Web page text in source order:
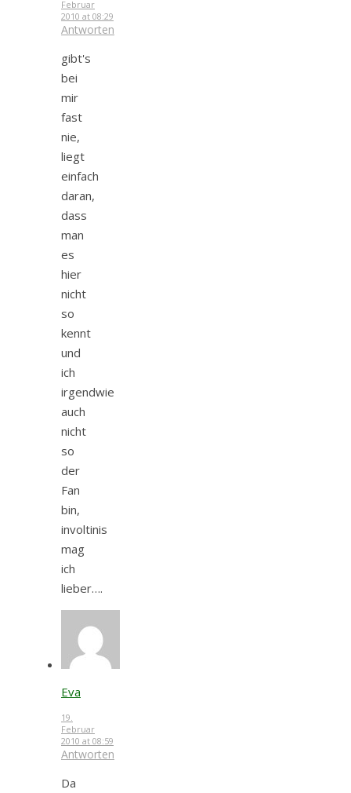
Februar
2010 at 08:29
Antworten
gibt's
bei
mir
fast
nie,
liegt
einfach
daran,
dass
man
es
hier
nicht
so
kennt
und
ich
irgendwie
auch
nicht
so
der
Fan
bin,
involtinis
mag
ich
lieber….
Eva
19.
Februar
2010 at 08:59
Antworten
Da